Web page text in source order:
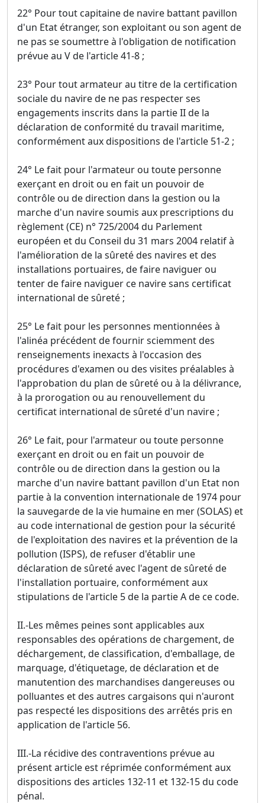
22° Pour tout capitaine de navire battant pavillon
d'un Etat étranger, son exploitant ou son agent de
ne pas se soumettre à l'obligation de notification
prévue au V de l'article 41-8 ;
23° Pour tout armateur au titre de la certification
sociale du navire de ne pas respecter ses
engagements inscrits dans la partie II de la
déclaration de conformité du travail maritime,
conformément aux dispositions de l'article 51-2 ;
24° Le fait pour l'armateur ou toute personne
exerçant en droit ou en fait un pouvoir de
contrôle ou de direction dans la gestion ou la
marche d'un navire soumis aux prescriptions du
règlement (CE) n° 725/2004 du Parlement
européen et du Conseil du 31 mars 2004 relatif à
l'amélioration de la sûreté des navires et des
installations portuaires, de faire naviguer ou
tenter de faire naviguer ce navire sans certificat
international de sûreté ;
25° Le fait pour les personnes mentionnées à
l'alinéa précédent de fournir sciemment des
renseignements inexacts à l'occasion des
procédures d'examen ou des visites préalables à
l'approbation du plan de sûreté ou à la délivrance,
à la prorogation ou au renouvellement du
certificat international de sûreté d'un navire ;
26° Le fait, pour l'armateur ou toute personne
exerçant en droit ou en fait un pouvoir de
contrôle ou de direction dans la gestion ou la
marche d'un navire battant pavillon d'un Etat non
partie à la convention internationale de 1974 pour
la sauvegarde de la vie humaine en mer (SOLAS) et
au code international de gestion pour la sécurité
de l'exploitation des navires et la prévention de la
pollution (ISPS), de refuser d'établir une
déclaration de sûreté avec l'agent de sûreté de
l'installation portuaire, conformément aux
stipulations de l'article 5 de la partie A de ce code.
II.-Les mêmes peines sont applicables aux
responsables des opérations de chargement, de
déchargement, de classification, d'emballage, de
marquage, d'étiquetage, de déclaration et de
manutention des marchandises dangereuses ou
polluantes et des autres cargaisons qui n'auront
pas respecté les dispositions des arrêtés pris en
application de l'article 56.
III.-La récidive des contraventions prévue au
présent article est réprimée conformément aux
dispositions des articles 132-11 et 132-15 du code
pénal.